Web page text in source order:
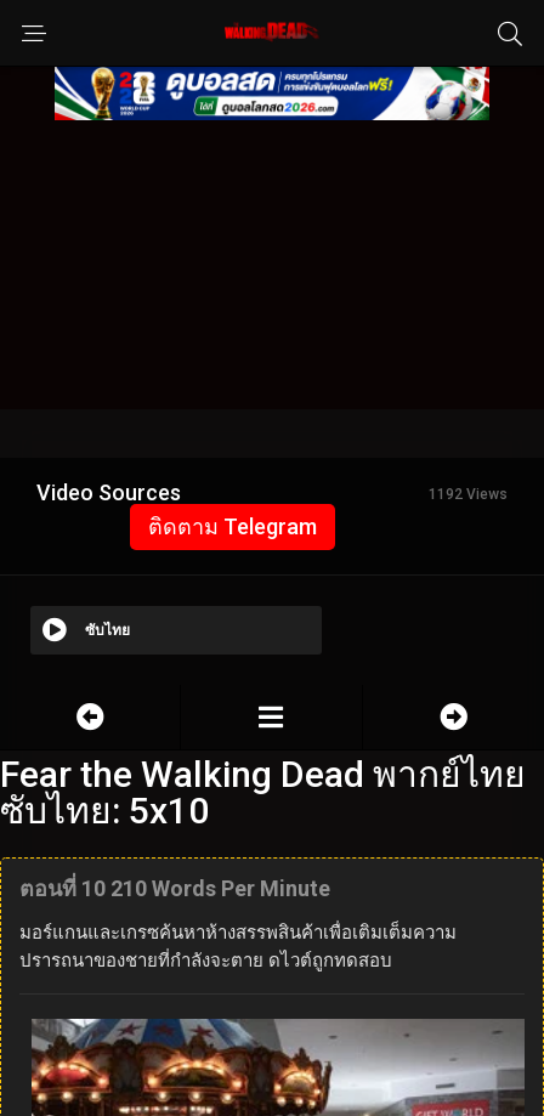
Video Sources 1192 Views
ติดตาม Telegram
ซับไทย
Fear the Walking Dead พากย์ไทย
ซับไทย: 5x10
ตอนที่ 10 210 Words Per Minute
มอร์แกนและเกรซค้นหาห้างสรรพสินค้าเพื่อเติมเต็มความ
ปรารถนาของชายที่กำลังจะตาย ดไวต์ถูกทดสอบ